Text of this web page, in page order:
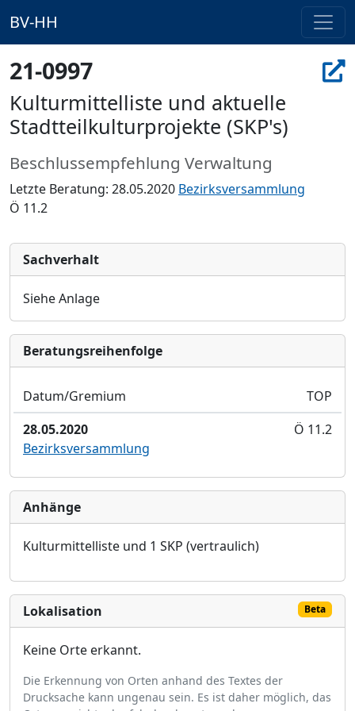
BV-HH
21-0997
Kulturmittelliste und aktuelle
Stadtteilkulturprojekte (SKP's)
Beschlussempfehlung Verwaltung
Letzte Beratung: 28.05.2020 Bezirksversammlung
Ö 11.2
Sachverhalt
Siehe Anlage
Bera­tungs­reihen­folge
Datum/Gremium
TOP
28.05.2020
Ö 11.2
Bezirksversammlung
Anhänge
Kulturmittelliste und 1 SKP (vertraulich)
Lokalisation Beta
Keine Orte erkannt.
Die Erkennung von Orten anhand des Textes der
Drucksache kann ungenau sein. Es ist daher möglich, das